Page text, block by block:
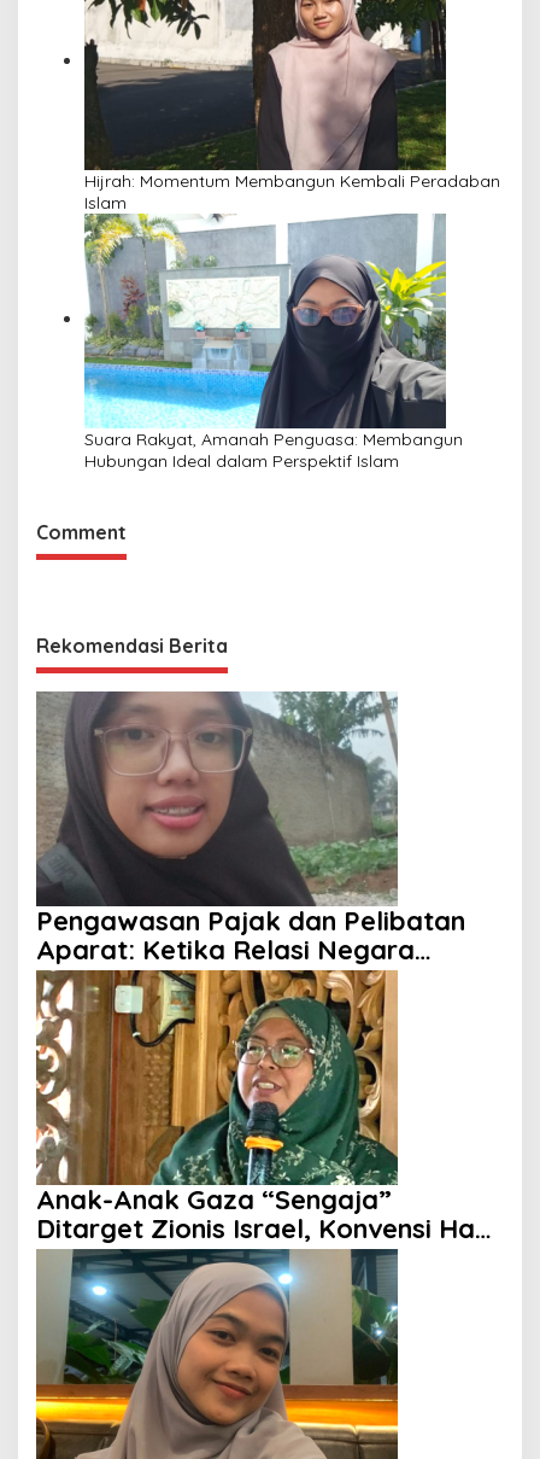
Hijrah: Momentum Membangun Kembali Peradaban
Islam
Suara Rakyat, Amanah Penguasa: Membangun
Hubungan Ideal dalam Perspektif Islam
Comment
Rekomendasi Berita
Pengawasan Pajak dan Pelibatan
Aparat: Ketika Relasi Negara
dengan Rakyat Dipertanyakan
Anak-Anak Gaza “Sengaja”
Ditarget Zionis Israel, Konvensi Hak
Anak Tak Berdaya